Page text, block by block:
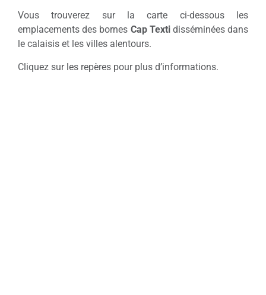
Vous trouverez sur la carte ci-dessous les
emplacements des bornes Cap Textidisséminées dans
le calaisis et les villes alentours.
Cliquez sur les repères pour plus d’informations.